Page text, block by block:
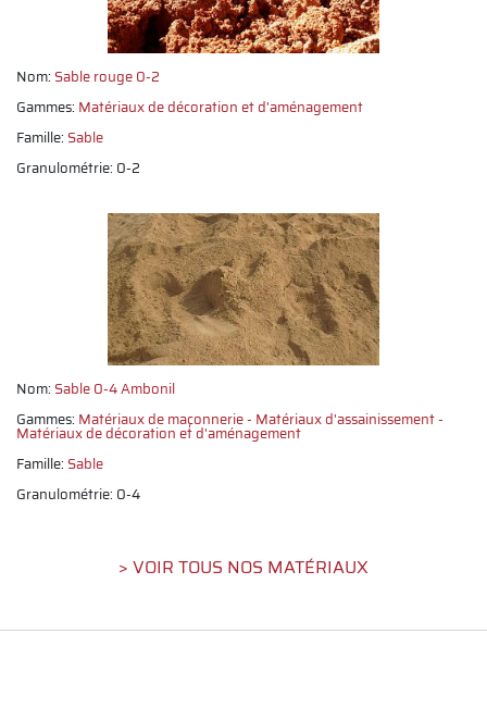
Nom: Sable rouge 0-2
Gammes: Matériaux de décoration et d'aménagement
Famille: Sable
Granulométrie: 0-2
Nom: Sable 0-4 Ambonil
Gammes: Matériaux de maçonnerie Matériaux d'assainissement
Matériaux de décoration et d'aménagement
Famille: Sable
Granulométrie: 0-4
> VOIR TOUS NOS MATÉRIAUX